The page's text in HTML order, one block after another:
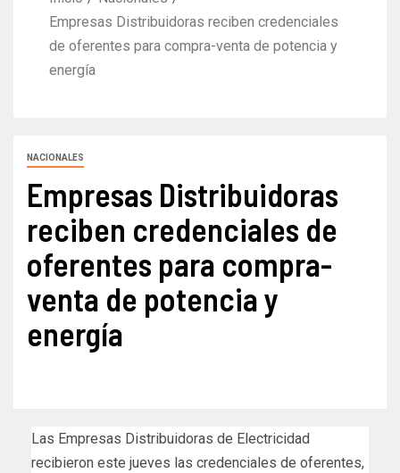
Empresas Distribuidoras reciben credenciales
de oferentes para compra-venta de potencia y
energía
NACIONALES
Empresas Distribuidoras
reciben credenciales de
oferentes para compra-
venta de potencia y
energía
Las Empresas Distribuidoras de Electricidad
recibieron este jueves las credenciales de oferentes,